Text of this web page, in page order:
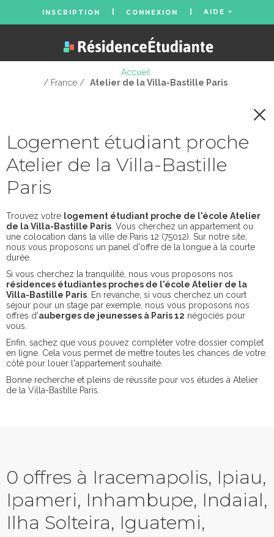
INSCRIPTION CONNEXION AIDE
Accueil
/ France / Atelier de la Villa-Bastille Paris
Logement étudiant proche
Atelier de la Villa-Bastille
Paris
Trouvez votre logement étudiant proche de l'école Atelier
de la Villa-Bastille Paris . Vous cherchez un appartement ou
une colocation dans la ville de Paris 12 (75012). Sur notre site,
nous vous proposons un panel d'offre de la longue à la courte
durée.
Si vous cherchez la tranquilité, nous vous proposons nos
résidences étudiantes proches de l'école Atelier de la
Villa-Bastille Paris . En revanche, si vous cherchez un court
séjour pour un stage par exemple, nous vous proposons nos
offres d'auberges de jeunesses à Paris 12 négociés pour
vous.
Enfin, sachez que vous pouvez compléter votre dossier complet
en ligne. Cela vous permet de mettre toutes les chances de votre
côté pour louer l'appartement souhaité.
Bonne recherche et pleins de réussite pour vos études à Atelier
de la Villa-Bastille Paris.
0 offres à Iracemapolis, Ipiau,
Ipameri, Inhambupe, Indaial,
Ilha Solteira, Iguatemi,